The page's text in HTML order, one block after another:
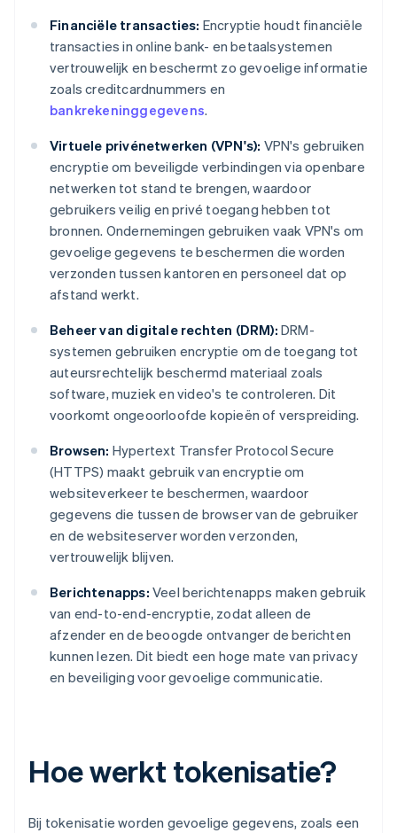
Financiële transacties: Encryptie houdt financiële
transacties in online bank- en betaalsystemen
vertrouwelijk en beschermt zo gevoelige informatie
zoals creditcardnummers en
bankrekeninggegevens.
Virtuele privénetwerken (VPN's): VPN's gebruiken
encryptie om beveiligde verbindingen via openbare
netwerken tot stand te brengen, waardoor
gebruikers veilig en privé toegang hebben tot
bronnen. Ondernemingen gebruiken vaak VPN's om
gevoelige gegevens te beschermen die worden
verzonden tussen kantoren en personeel dat op
afstand werkt.
Beheer van digitale rechten (DRM): DRM-
systemen gebruiken encryptie om de toegang tot
auteursrechtelijk beschermd materiaal zoals
software, muziek en video's te controleren. Dit
voorkomt ongeoorloofde kopieën of verspreiding.
Browsen: Hypertext Transfer Protocol Secure
(HTTPS) maakt gebruik van encryptie om
websiteverkeer te beschermen, waardoor
gegevens die tussen de browser van de gebruiker
en de websiteserver worden verzonden,
vertrouwelijk blijven.
Berichtenapps: Veel berichtenapps maken gebruik
van end-to-end-encryptie, zodat alleen de
afzender en de beoogde ontvanger de berichten
kunnen lezen. Dit biedt een hoge mate van privacy
en beveiliging voor gevoelige communicatie.
Hoe werkt tokenisatie?
Bij tokenisatie worden gevoelige gegevens, zoals een